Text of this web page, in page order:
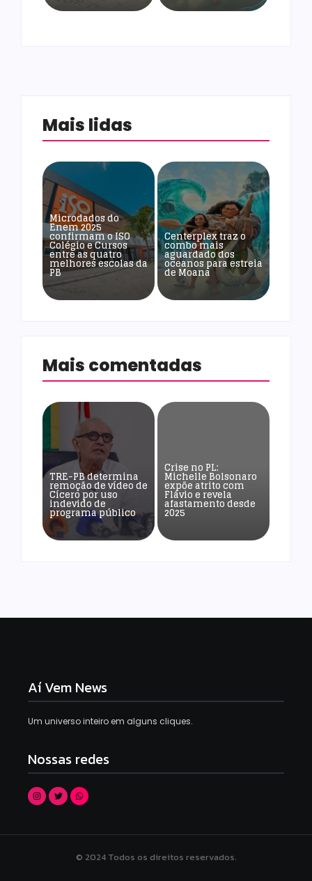
Mais lidas
Microdados do
Enem 2025
confirmam o ISO
Colégio e Cursos
entre as quatro
melhores escolas da
PB
Centerplex traz o
combo mais
aguardado dos
oceanos para estreia
de Moana
Mais comentadas
TRE-PB determina
remoção de vídeo de
Cícero por uso
indevido de
programa público
Crise no PL:
Michelle Bolsonaro
expõe atrito com
Flávio e revela
afastamento desde
2025
Aí Vem News
Um universo inteiro em alguns cliques.
Nossas redes
© 2024 Todos os direitos reservados.